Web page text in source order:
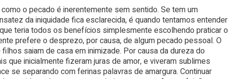
o pecado é inerentemente sem sentido. Se tem um
da iniquidade fica esclarecida, é quando tentamos entender
teria todos os benefícios simplesmente escolhendo praticar o
prefere o desprezo, por causa, de algum pecado pessoal. O
saiam de casa em inimizade. Por causa da dureza do
que inicialmente fizeram juras de amor, e viveram sublimes
se separando com ferinas palavras de amargura. Continuar